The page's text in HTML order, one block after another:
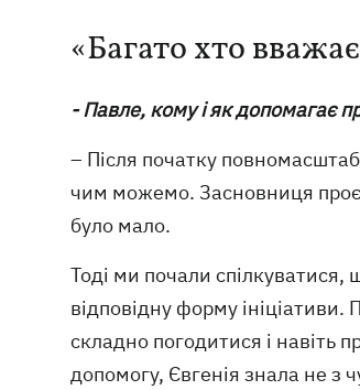
«Багато хто
- Павле, кому і як допомагає
– Після початку
чим можемо. Засновниця
було мало.
Тоді ми почали спілкуватися,
відповідну форму ініціативи.
складно погодитися і навіть
допомогу, Євгенія знала не з